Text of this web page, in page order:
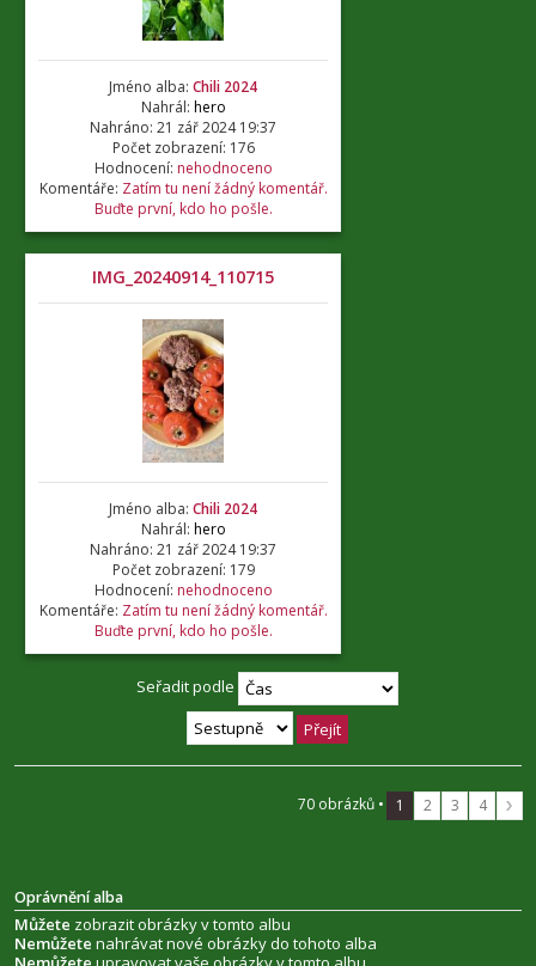
Jméno alba: Chili 2024
Nahrál: hero
Nahráno: 21 zář 2024 19:37
Počet zobrazení: 176
Hodnocení: nehodnoceno
Komentáře: Zatím tu není žádný komentář.
Buďte první, kdo ho pošle.
IMG_20240914_110715
Jméno alba: Chili 2024
Nahrál: hero
Nahráno: 21 zář 2024 19:37
Počet zobrazení: 179
Hodnocení: nehodnoceno
Komentáře: Zatím tu není žádný komentář.
Buďte první, kdo ho pošle.
Seřadit podle
70 obrázků • 1 2 3 4
Oprávnění alba
Můžete zobrazit obrázky v tomto albu
Nemůžete nahrávat nové obrázky do tohoto alba